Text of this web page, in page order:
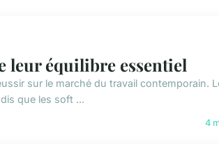
leur équilibre essentiel
sur le marché du travail contemporain.
que les soft ...
4